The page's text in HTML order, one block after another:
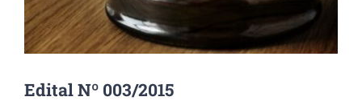
Edital Nº 003/2015